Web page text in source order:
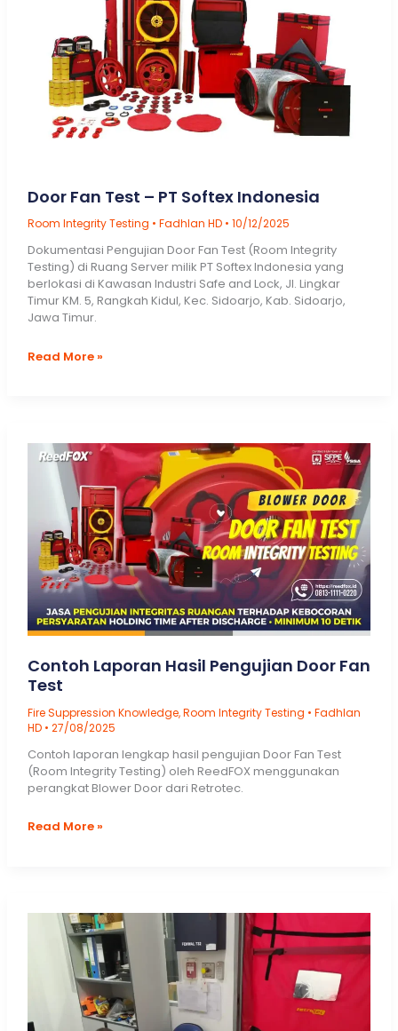
Testing
untuk
Efektivitas
FM200
Clean
Agent
Systems
Door Fan Test – PT Softex Indonesia
Room Integrity Testing • Fadhlan HD • 10/12/2025
Dokumentasi Pengujian Door Fan Test (Room Integrity
Testing) di Ruang Server milik PT Softex Indonesia yang
berlokasi di Kawasan Industri Safe and Lock, Jl. Lingkar
Timur KM. 5, Rangkah Kidul, Kec. Sidoarjo, Kab. Sidoarjo,
Jawa Timur.
Door
Softex
Indonesia
Read More »
Contoh Laporan Hasil Pengujian Door Fan
Test
Fire Suppression Knowledge,Room Integrity Testing • Fadhlan
HD • 27/08/2025
Contoh laporan lengkap hasil pengujian Door Fan Test
(Room Integrity Testing) oleh ReedFOX menggunakan
perangkat Blower Door dari Retrotec.
Contoh
Fan
Read More »